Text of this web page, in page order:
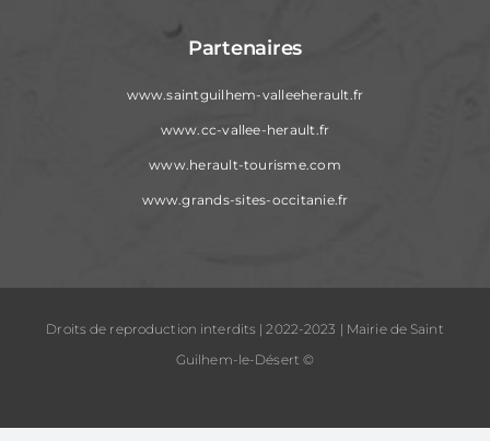
Partenaires
www.saintguilhem-valleeherault.fr
www.cc-vallee-herault.fr
www.herault-tourisme.com
www.grands-sites-occitanie.fr
Droits de reproduction interdits | 2022-2023 | Mairie de Saint
Guilhem-le-Désert ©